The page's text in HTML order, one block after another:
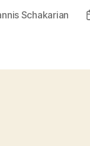
Schakarian